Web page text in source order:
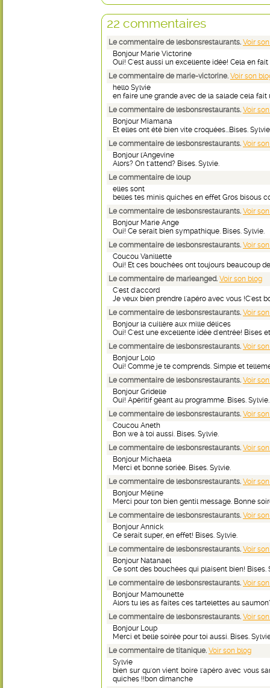
22 commentaires
Le commentaire de lesbonsrestaurants. Voir
Bonjour Marie Victorine
Oui! C'est aussi un excellente idée! Cela en fait
Le commentaire de marie-victorine. Voir son
hello Sylvie
en faire une grande avec de la salade cela fait
Le commentaire de lesbonsrestaurants. Voir
Bonjour Miamana
Et elles ont été bien vite croquées...Bises.
Le commentaire de lesbonsrestaurants. Voir
Bonjour l'Angevine
Alors? On t'attend? Bises. Sylvie.
Le commentaire de loup
elles sont
belles tes minis quiches en effet Gros bisous
Le commentaire de lesbonsrestaurants. Voir
Bonjour Marie Ange
Oui! Ce serait bien sympathique. Bises. Sylvie.
Le commentaire de lesbonsrestaurants. Voir
Coucou Vanillette
Oui! Et ces bouchées ont toujours beaucoup
Le commentaire de marieanged. Voir son blog
C'est d'accord
Je veux bien prendre l'apéro avec vous !C'est
Le commentaire de lesbonsrestaurants. Voir
Bonjour la cuillère aux mille délices
Oui! C'est une excellente idée d'entrée! Bises
Le commentaire de lesbonsrestaurants. Voir
Bonjour Lolo
Oui! Comme je te comprends. Simple et
Le commentaire de lesbonsrestaurants. Voir
Bonjour Gridelle
Oui! Apéritif géant au programme. Bises. Sylvie.
Le commentaire de lesbonsrestaurants. Voir
Coucou Aneth
Bon we à toi aussi. Bises. Sylvie.
Le commentaire de lesbonsrestaurants. Voir
Bonjour Michaela
Merci et bonne soriée. Bises. Sylvie.
Le commentaire de lesbonsrestaurants. Voir
Bonjour Méline
Merci pour ton bien gentil message. Bonne
Le commentaire de lesbonsrestaurants. Voir
Bonjour Annick
Ce serait super, en effet! Bises. Sylvie.
Le commentaire de lesbonsrestaurants. Voir
Bonjour Natanael
Ce sont des bouchées qui plaisent bien! Bises.
Le commentaire de lesbonsrestaurants. Voir
Bonjour Mamounette
Alors tu les as faites ces tartelettes au
Le commentaire de lesbonsrestaurants. Voir
Bonjour Loup
Merci et belle soirée pour toi aussi. Bises.
Le commentaire de titanique. Voir son blog
Sylvie
bien sur qu'on vient boire l'apéro avec vous
quiches !!bon dimanche